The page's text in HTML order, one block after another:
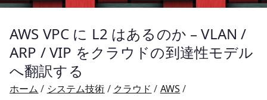
AWS VPC に L2 はあるのか – VLAN /
ARP / VIP をクラウドの到達性モデル
へ翻訳する
ホーム システム技術 クラウド
AWS